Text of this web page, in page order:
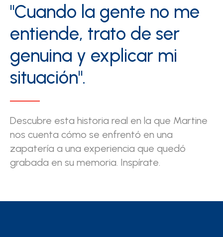
"Cuando la gente no me
entiende, trato de ser
genuina y explicar mi
situación".
Descubre esta historia real en la que Martine
nos cuenta cómo se enfrentó en una
zapatería a una experiencia que quedó
grabada en su memoria. Inspírate.